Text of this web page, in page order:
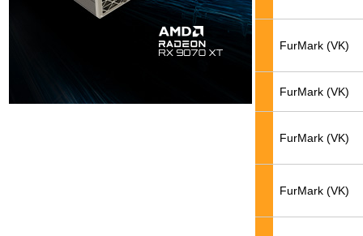
FurMark (VK)
FurMark (VK)
FurMark (VK)
FurMark (VK)